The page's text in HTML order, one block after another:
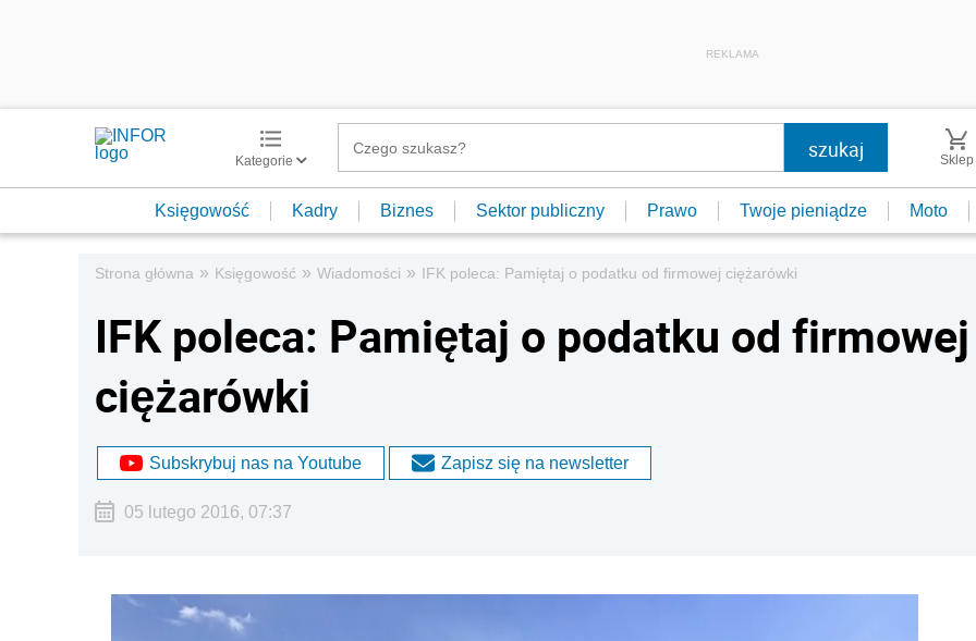
REKLAMA
Kategorie Sklep
Księgowość Kadry Biznes Sektor publiczny Prawo Twoje pieniądze Moto
Strona główna » Księgowość » Wiadomości » IFK poleca: Pamiętaj o podatku od firmowej ciężarówki
IFK poleca: Pamiętaj o podatku od firmowej
ciężarówki
Subskrybuj nas na Youtube Zapisz się na newsletter
05 lutego 2016, 07:37